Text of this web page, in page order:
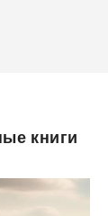
книги